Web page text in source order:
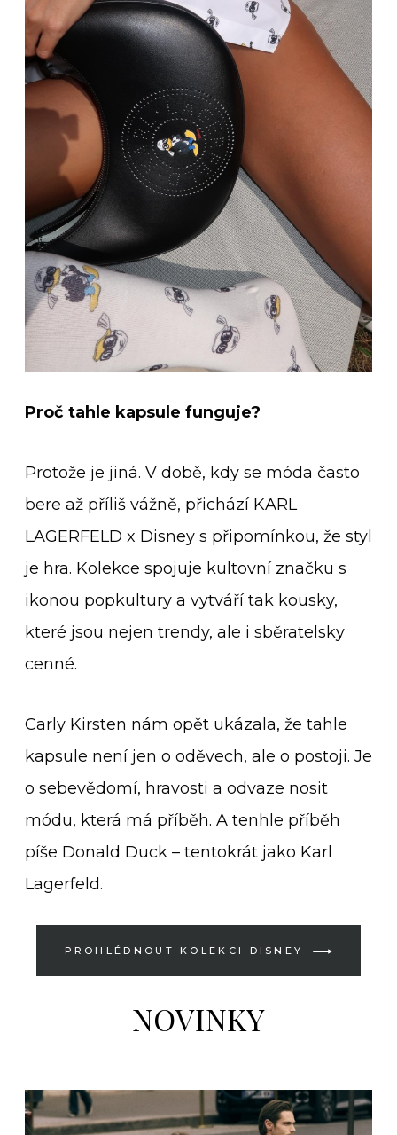
Proč tahle kapsule funguje?
Protože je jiná. V době, kdy se móda často
bere až příliš vážně, přichází KARL
LAGERFELD x Disney s připomínkou, že styl
je hra. Kolekce spojuje kultovní značku s
ikonou popkultury a vytváří tak kousky,
které jsou nejen trendy, ale i sběratelsky
cenné.
Carly Kirsten nám opět ukázala, že tahle
kapsule není jen o oděvech, ale o postoji. Je
o sebevědomí, hravosti a odvaze nosit
módu, která má příběh. A tenhle příběh
píše Donald Duck – tentokrát jako Karl
Lagerfeld.
PROHLÉDNOUT KOLEKCI DISNEY
NOVINKY